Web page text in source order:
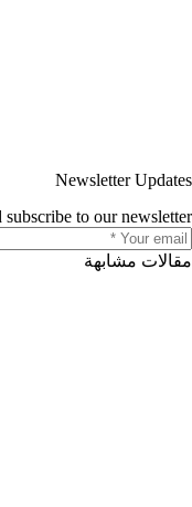
Newsletter Updates
to our newsletter
مقالات مشابهة